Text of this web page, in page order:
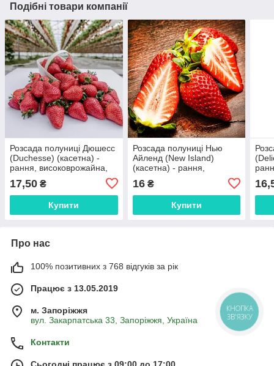
Подібні товари компанії
Розсада полуниці Дюшесс
(Duchesse) (касетна) -
рання, високоврожайна,
17,50 ₴
Купити
Розсада полуниці Нью
Айленд (New Island)
(касетна) - рання,
ароматна
16₴
Купити
Про нас
100% позитивних з 768 відгуків за рік
Працює з 13.05.2019
м. Запоріжжя
вул. Закарпатська 33, Запоріжжя, Україна
Контакти
Сьогодні працює з 09:00 до 17:00
КНОПКА
ЗВ'ЯЗКУ